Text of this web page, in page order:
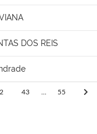
DOS REIS
43 55